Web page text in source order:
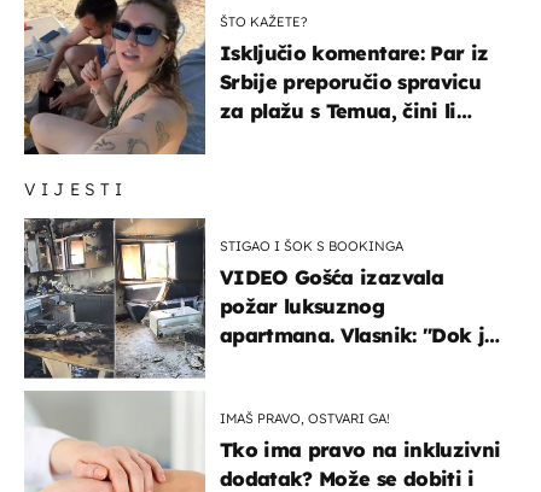
VIJESTI
STIGAO I ŠOK S BOOKINGA
VIDEO Gošća izazvala
požar luksuznog
apartmana. Vlasnik: "Dok je
IMAŠ PRAVO, OSTVARI GA!
Tko ima pravo na inkluzivni
dodatak? Može se dobiti i
ŠTO KAŽETE?
Isključio komentare: Par iz
Srbije preporučio spravicu
za plažu s Temua, čini li